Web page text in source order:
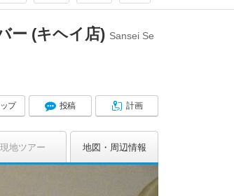
ー (キヘイ店) Sansei Se
プ 投稿 計画
現地ツアー 地図 周辺情報